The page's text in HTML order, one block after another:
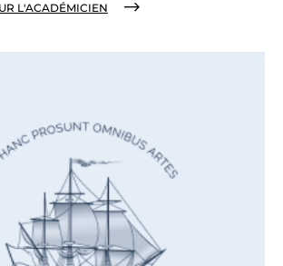
L'ACADÉMICIEN